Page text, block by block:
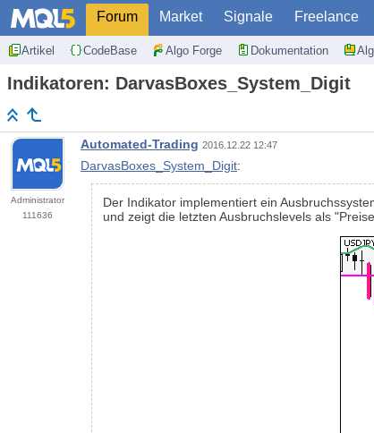
Forum Market Signale Freelance
Artikel CodeBase Algo Forge Dokumentation
Indikatoren: DarvasBoxes_System_Digit
Administrator
111636
Automated-Trading 2016.12.22 12:47
DarvasBoxes_System_Digit:
Der Indikator implementiert ein
und zeigt die letzten Ausbruchslevels als